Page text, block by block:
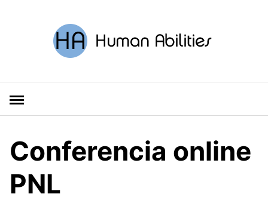
Conferencia online
PNL